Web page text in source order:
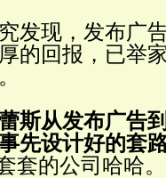
发现，发布广
的回报，已举
斯从发布广告
先设计好的套
套的公司哈哈。